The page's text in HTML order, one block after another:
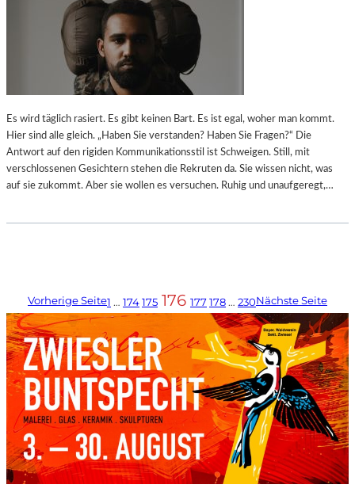
Es wird täglich rasiert. Es gibt keinen Bart. Es ist egal, woher man kommt.
Hier sind alle gleich. „Haben Sie verstanden? Haben Sie Fragen?“ Die
Antwort auf den rigiden Kommunikationsstil ist Schweigen. Still, mit
verschlossenen Gesichtern stehen die Rekruten da. Sie wissen nicht, was
auf sie zukommt. Aber sie wollen es versuchen. Ruhig und unaufgeregt,…
Vorherige Seite1 … 174175 176 177178 … 230Nächste Seite